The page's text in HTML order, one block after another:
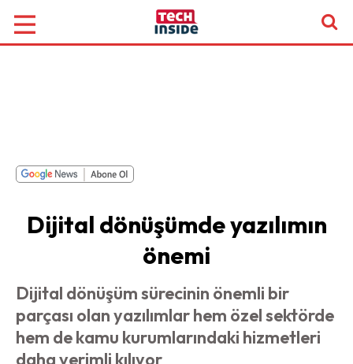
Dijital dönüşümde yazılımın
önemi
Dijital dönüşüm sürecinin önemli bir
parçası olan yazılımlar hem özel sektörde
hem de kamu kurumlarındaki hizmetleri
daha verimli kılıyor